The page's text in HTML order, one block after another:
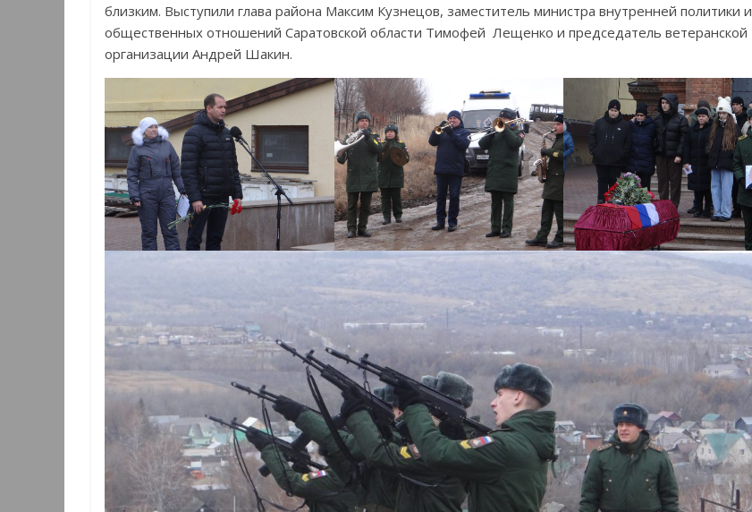
близким. Выступили глава района Максим Кузнецов, заместитель министра внутренней политики и
общественных отношений Саратовской области Тимофей Лещенко и председатель ветеранской
организации Андрей Шакин.